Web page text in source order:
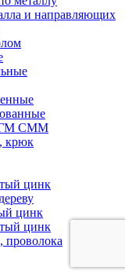
и направляющих
СММ
крюк
цинк
цинк
цинк
проволока